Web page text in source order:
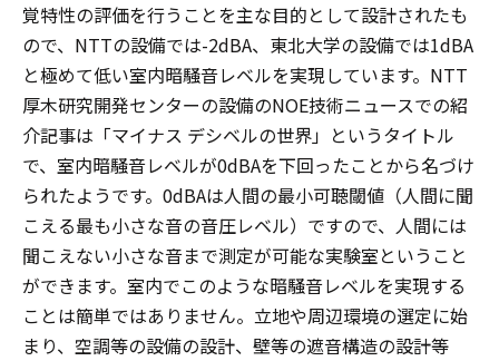
覚特性の評価を行うことを主な目的として設計されたも
ので、NTTの設備では-2dBA、東北大学の設備では1dBA
と極めて低い室内暗騒音レベルを実現しています。NTT
厚木研究開発センターの設備のNOE技術ニュースでの紹
介記事は「マイナス デシベルの世界」というタイトル
で、室内暗騒音レベルが0dBAを下回ったことから名づけ
られたようです。0dBAは人間の最小可聴閾値（人間に聞
こえる最も小さな音の音圧レベル）ですので、人間には
聞こえない小さな音まで測定が可能な実験室ということ
ができます。室内でこのような暗騒音レベルを実現する
ことは簡単ではありません。立地や周辺環境の選定に始
まり、空調等の設備の設計、壁等の遮音構造の設計等